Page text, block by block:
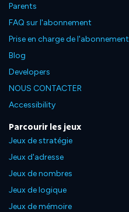
Parents
FAQ sur l'abonnement
Prise en charge de l'abonnement
Blog
Developers
NOUS CONTACTER
Accessibility
Parcourir les jeux
Jeux de stratégie
Jeux d'adresse
Jeux de nombres
Jeux de logique
Jeux de mémoire